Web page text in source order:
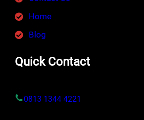
Home
Blog
Quick Contact
0813 1344 4221